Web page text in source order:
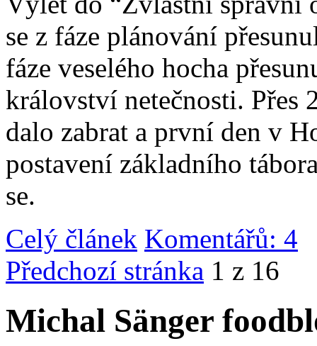
se z fáze plánování
fáze veselého hocha
království netečnosti. Přes
dalo zabrat a první den v
postavení základního
se.
Celý článek Komentářů: 4
Předchozí stránka 1 z 16
Michal Sänger